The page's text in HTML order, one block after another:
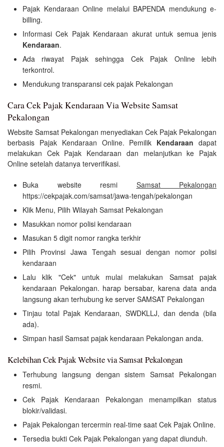
Pajak Kendaraan Online melalui BAPENDA mendukung e-
billing.
Informasi Cek Pajak Kendaraan akurat untuk semua jenis
Kendaraan.
Ada riwayat Pajak sehingga Cek Pajak Online lebih
terkontrol.
Mendukung transparansi cek pajak Pekalongan
Cara Cek Pajak Kendaraan Via Website Samsat
Pekalongan
Website Samsat Pekalongan menyediakan Cek Pajak Pekalongan
berbasis Pajak Kendaraan Online. Pemilik Kendaraan dapat
melakukan Cek Pajak Kendaraan dan melanjutkan ke Pajak
Online setelah datanya terverifikasi.
Buka website resmi Samsat Pekalongan
https://cekpajak.com/samsat/jawa-tengah/pekalongan
Klik Menu, Pilih Wilayah Samsat Pekalongan
Masukkan nomor polisi kendaraan
Masukan 5 digit nomor rangka terkhir
Pilih Provinsi Jawa Tengah sesuai dengan nomor polisi
kendaraan
Lalu klik "Cek" untuk mulai melakukan Samsat pajak
kendaraan Pekalongan. harap bersabar, karena data anda
langsung akan terhubung ke server SAMSAT Pekalongan
Tinjau total Pajak Kendaraan, SWDKLLJ, dan denda (bila
ada).
Simpan hasil Samsat pajak kendaraan Pekalongan anda.
Kelebihan Cek Pajak Website via Samsat Pekalongan
Terhubung langsung dengan sistem Samsat Pekalongan
resmi.
Cek Pajak Kendaraan Pekalongan menampilkan status
blokir/validasi.
Pajak Pekalongan tercermin real-time saat Cek Pajak Online.
Tersedia bukti Cek Pajak Pekalongan yang dapat diunduh.